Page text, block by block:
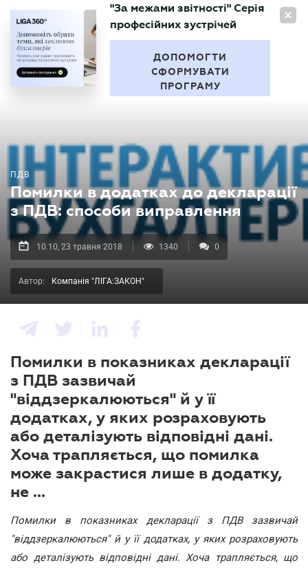
UA
БУХГАЛТЕР
"За межами звітності" Серія
професійних зустрічей
ДОПОМОГТИ
СФОРМУВАТИ
ПРОГРАМУ
ПДВ
Помилки в додатках до декларації
з ПДВ: способи виправлення
10.10, 23 травня 2018 1340 0
Автор: Компанія "ЛІГА:ЗАКОН"
Помилки в показниках декларації
з ПДВ зазвичай
"віддзеркалюються" й у її
додатках, у яких розраховують
або деталізують відповідні дані.
Хоча трапляється, що помилка
може закрастися лише в додатку,
не ...
Помилки в показниках декларації з ПДВ зазвичай
"віддзеркалюються" й у її додатках, у яких розраховують
або деталізують відповідні дані. Хоча трапляється, що